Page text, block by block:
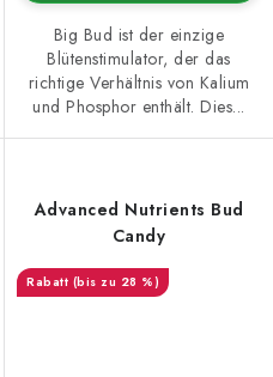
Big Bud ist der einzige
Blütenstimulator, der das
richtige Verhältnis von Kalium
und Phosphor enthält. Dies...
Advanced Nutrients Bud
Candy
(bis zu 28 %)